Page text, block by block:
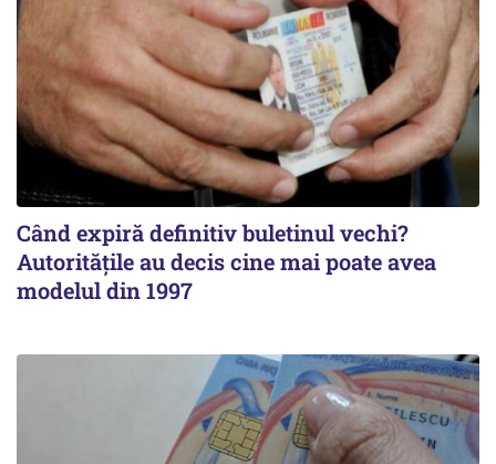
Când expiră definitiv buletinul vechi?
Autoritățile au decis cine mai poate avea
modelul din 1997